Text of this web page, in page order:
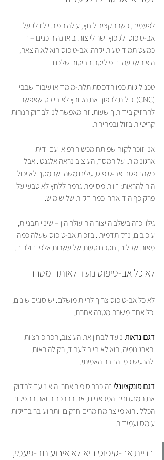
לפעמים, כשהתקציב לוחץ, עולה הפיתוי לדלג על
אב-טיפוס ולקפוץ ישר לייצור. בואו נהיה כנים – זו
כמעט תמיד טעות יקרה. אב-טיפוס הוא לא הוצאה,
הוא השקעה. זו פוליסת הביטוח שלכם.
טכנולוגיות כמו הדפסת תלת-מימד או עיבוד שבבי
(CNC) יכולות להפוך את הקובץ לאובייקט שאפשר
להחזיק ביד תוך שעות. זה מאפשר לנו לבדוק הנחות
קריטיות בזול ובמהירות.
אני זוכר לקוח שפיתח מכשיר רפואי עם ידית
ארגונומית. על המסך, העיצוב נראה אלגנטי. אבל
כשהדפסנו אב-טיפוס, גילינו משהו שהמסך לא יכול
היה להראות: זווית מסוימת גרמה ללחץ לא טבעי על
פרק כף היד אחרי כמה דקות של שימוש.
גילוי כזה בשלב הייצור היה עולה הון – שינוי תבניות,
עיכובים, נזק תדמיתי. בזכות אב-טיפוס שעלה כמה
מאות שקלים, חסכנו טעות של עשרות אלפי דולרים.
לא כל אב-טיפוס נועד לאותה מטרה
לא כל אב-טיפוס צריך להיות מושלם. יש סוגים שונים,
וכל אחד משרת מטרה אחרת.
דגם נראות נועד לבחון את העיצוב, הפרופורציות
והארגונומיה. הוא לא חייב לעבוד, רק להיראות
ולהרגיש כמו הדבר האמיתי.
דגם פונקציונלי זה כבר סיפור אחר. הוא נועד לבדוק
את המנגנונים המכאניים, את ההרכבות ואת התפקוד
הכללי. הוא מיוצר מחומרים חזקים יותר ועובר בדיקות
עומס ועמידות.
בניית אב-טיפוס היא לא אירוע חד-פעמי,